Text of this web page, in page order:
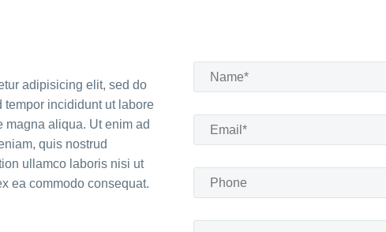
adipisicing elit, sed do
tempor incididunt ut labore
magna aliqua. Ut enim ad
quis nostrud
ullamco laboris nisi ut
ea commodo consequat.